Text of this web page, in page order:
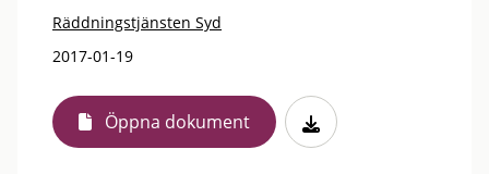
Räddningstjänsten Syd
2017-01-19
Öppna dokument